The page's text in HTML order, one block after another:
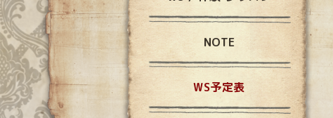
NOTE
WS予定表